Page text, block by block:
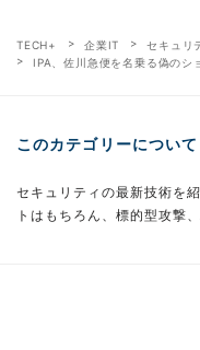
TECH+ 企業IT
セキュリ
IPA、佐川急便を名乗る偽のシ
このカテゴリーについて
セキュリティの最新技術を
トはもちろん、標的型攻撃